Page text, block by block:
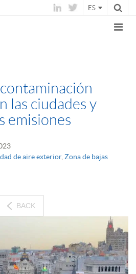
ES
las ciudades y
emisiones
de aire exterior, Zona de bajas
BACK